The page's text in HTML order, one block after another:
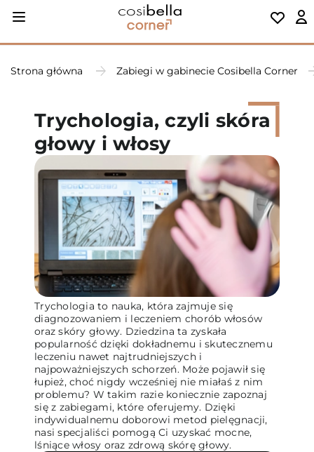
Strona główna Zabiegi w gabinecie Cosibella Corner
Trychologia, czyli skóra
głowy i włosy
Trychologia to nauka, która zajmuje się
diagnozowaniem i leczeniem chorób włosów
oraz skóry głowy. Dziedzina ta zyskała
popularność dzięki dokładnemu i skutecznemu
leczeniu nawet najtrudniejszych i
najpoważniejszych schorzeń. Może pojawił się
łupież, choć nigdy wcześniej nie miałaś z nim
problemu? W takim razie koniecznie zapoznaj
się z zabiegami, które oferujemy. Dzięki
indywidualnemu doborowi metod pielęgnacji,
nasi specjaliści pomogą Ci uzyskać mocne,
lśniące włosy oraz zdrową skórę głowy.